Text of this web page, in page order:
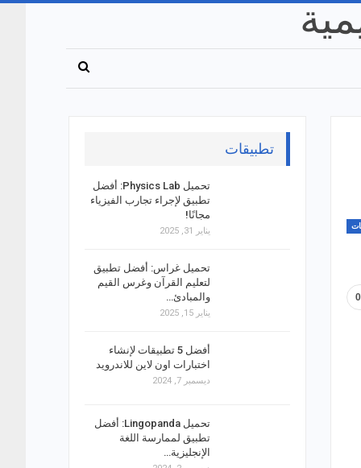
0
تطبيقات
تحميل Physics Lab: أفضل
تطبيق لإجراء تجارب الفيزياء
مجانًا!
يناير 31, 2025
تحميل غراس: أفضل تطبيق
لتعليم القرآن وغرس القيم
والمبادئ…
يناير 15, 2025
أفضل 5 تطبيقات لإنشاء
اختبارات اون لاين للاندرويد
ديسمبر 7, 2024
تحميل Lingopanda: أفضل
تطبيق لممارسة اللغة
الإنجليزية…